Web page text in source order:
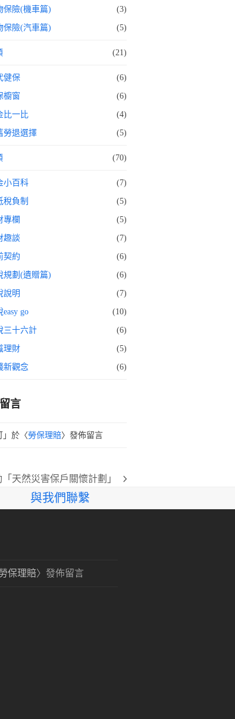
保險(機車篇) (3)
保險(汽車篇) (5)
(21)
健保 (6)
櫥窗 (6)
比一比 (4)
勞退選擇 (5)
(70)
小百科 (7)
稅負制 (5)
專欄 (5)
趣談 (7)
契約 (6)
規劃(遺贈篇) (6)
說明 (7)
easy go (10)
三十六計 (6)
理財 (5)
新觀念 (6)
言
」於〈勞保理賠〉發佈留言
天然災害保戶關懷計劃」
與我們聯繫
保理賠〉發佈留言